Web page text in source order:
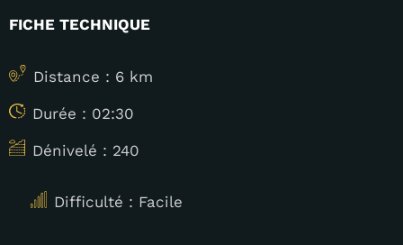
FICHE TECHNIQUE
Distance : 6 km
Durée : 02:30
Dénivelé : 240
Difficulté : Facile